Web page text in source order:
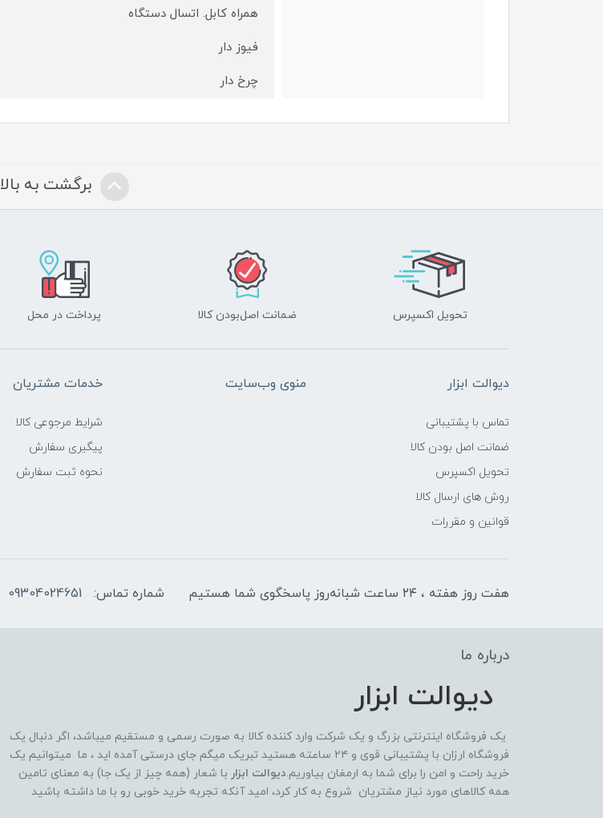
همراه کابل. اتسال دستگاه
فیوز دار
چرخ دار
برگشت به بالا
تحویل اکسپرس ضمانت اصل‌بودن کالا پرداخت در محل
دیوالت ابزار
تماس با پشتیبانی
ضمانت اصل بودن کالا
تحویل اکسپرس
روش های ارسال کالا
قوانین و مقررات
منوی وب‌سایت خدمات مشتریان
شرایط مرجوعی کالا
پیگیری سفارش
نحوه ثبت سفارش
هفت روز هفته ، ۲۴ ساعت شبانه‌روز پاسخگوی شما هستیم شماره تماس: 09304024651
درباره ما
دیوالت ابزار
یک فروشگاه اینترنتی بزرگ و یک شرکت وارد کننده کالا به صورت رسمی و مستقیم میباشد، اگر دنبال یک
فروشگاه ارزان با پشتیبانی قوی و ۲۴ ساعته هستید تبریک میگم جای درستی آمده اید ، ما میتوانیم یک
خرید راحت و امن را برای شما به ارمغان بیاوریم.دیوالت ابزار با شعار (همه چیز از یک جا) به معنای تامین
همه کالاهای مورد نیاز مشتریان شروع به کار کرد، امید آنکه تجربه خرید خوبی رو با ما داشته باشید